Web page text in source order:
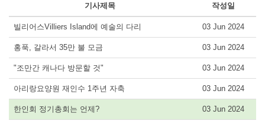
기사제목 작성일
빌리어스Villiers Island에 예술의 다리 03 Jun 2024
홍푹, 갈라서 35만 불 모금 03 Jun 2024
"조만간 캐나다 방문할 것" 03 Jun 2024
아리랑요양원 재인수 1주년 자축 03 Jun 2024
한인회 정기총회는 언제? 03 Jun 2024